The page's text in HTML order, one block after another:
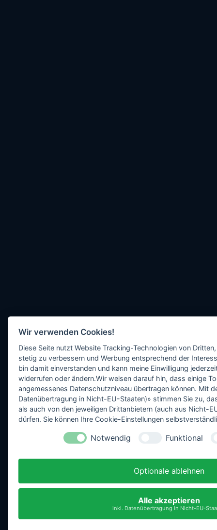
Wir verwenden Cookies!
Diese Seite nutzt Website Tracking-Technologien von
stetig zu verbessern und Werbung entsprechend der
bin damit einverstanden und kann meine Einwilligung
widerrufen oder ändern.Wir weisen darauf hin, dass einige
angemessenes Datenschutzniveau übertragen können. Mit
Datenübertragung in Nicht-EU-Staaten)» stimmen Sie zu,
als auch von den jeweiligen Drittanbietern (auch aus Nicht-
dürfen. Sie können Ihre Cookie-Einstellungen
Notwendig Funktional
Optionale ablehnen
Alle akzeptieren
inkl. Datenübertragung in Nicht-EU-